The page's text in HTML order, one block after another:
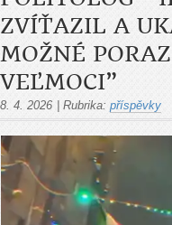
ZVÍŤAZIL A
MOŽNÉ
VEĽMOCI”
8. 4. 2026 Rubrika: příspěvky